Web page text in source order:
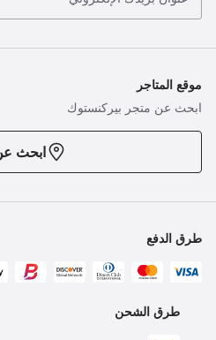
موقع المتاجر
ابحث عن متجر بيركنستوك
ابحث
طرق الدفع
طرق الشحن